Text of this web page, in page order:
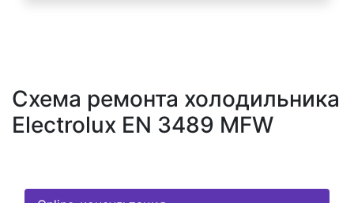
Схема ремонта холодильника
Electrolux EN 3489 MFW